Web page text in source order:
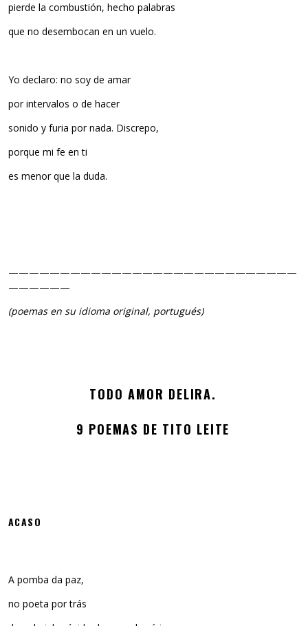
pierde la combustión, hecho palabras
que no desembocan en un vuelo.
Yo declaro: no soy de amar
por intervalos o de hacer
sonido y furia por nada. Discrepo,
porque mi fe en ti
es menor que la duda.
————————————————————————————
——————
(poemas en su idioma original, portugués)
TODO AMOR DELIRA.
9 POEMAS DE TITO LEITE
ACASO
A pomba da paz,
no poeta por trás